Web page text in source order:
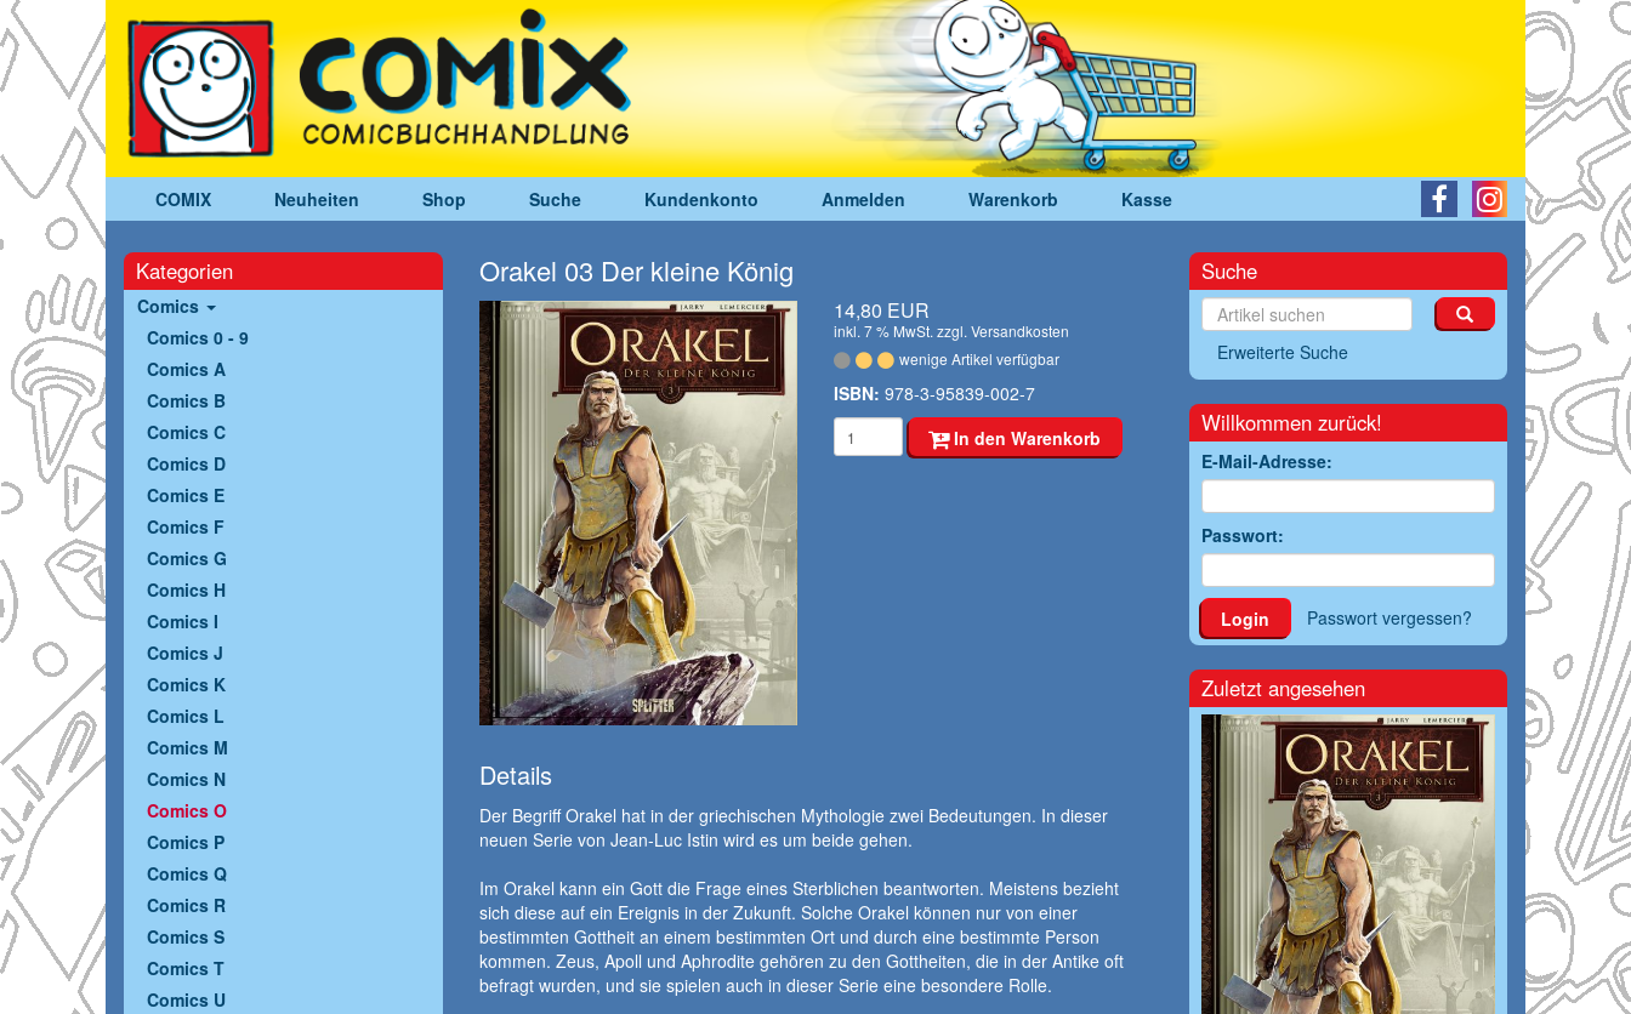
COMIX Neuheiten Shop Suche Kundenkonto Anmelden Warenkorb Kasse
Kategorien
Comics
Comics 0 - 9
Comics A
Comics B
Comics C
Comics D
Comics E
Comics F
Comics G
Comics H
Comics I
Comics J
Comics K
Comics L
Comics M
Comics N
Comics O
Comics P
Comics Q
Comics R
Comics S
Comics T
Comics U
Orakel 03 Der kleine König
14,80 EUR
inkl. 7 % MwSt. zzgl. Versandkosten
wenige Artikel verfügbar
ISBN: 978-3-95839-002-7
In den Warenkorb
Details
Der Begriff Orakel hat in der griechischen Mythologie zwei Bedeutungen. In dieser
neuen Serie von Jean-Luc Istin wird es um beide gehen.
Im Orakel kann ein Gott die Frage eines Sterblichen beantworten. Meistens bezieht
sich diese auf ein Ereignis in der Zukunft. Solche Orakel können nur von einer
bestimmten Gottheit an einem bestimmten Ort und durch eine bestimmte Person
kommen. Zeus, Apoll und Aphrodite gehören zu den Gottheiten, die in der Antike oft
befragt wurden, und sie spielen auch in dieser Serie eine besondere Rolle.
Suche
Erweiterte Suche
Willkommen zurück!
E-Mail-Adresse:
Passwort:
Login Passwort vergessen?
Zuletzt angesehen